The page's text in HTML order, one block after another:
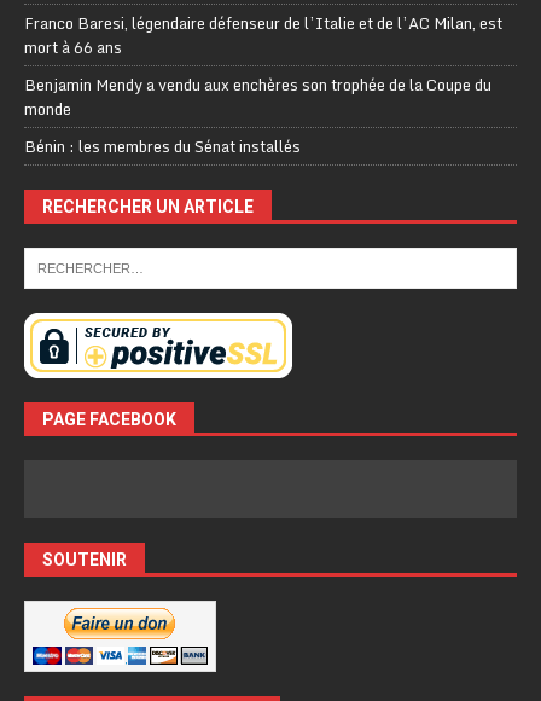
Franco Baresi, légendaire défenseur de l’Italie et de l’AC Milan, est
mort à 66 ans
Benjamin Mendy a vendu aux enchères son trophée de la Coupe du
monde
Bénin : les membres du Sénat installés
RECHERCHER UN ARTICLE
PAGE FACEBOOK
SOUTENIR